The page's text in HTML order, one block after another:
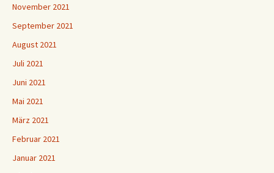
November 2021
September 2021
August 2021
Juli 2021
Juni 2021
Mai 2021
März 2021
Februar 2021
Januar 2021